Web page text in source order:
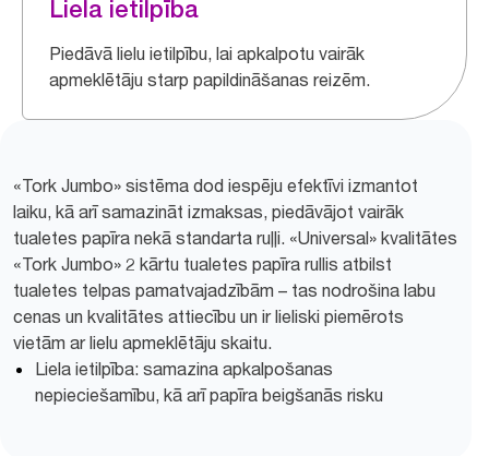
Liela ietilpība
Piedāvā lielu ietilpību, lai apkalpotu vairāk
apmeklētāju starp papildināšanas reizēm.
«Tork Jumbo» sistēma dod iespēju efektīvi izmantot
laiku, kā arī samazināt izmaksas, piedāvājot vairāk
tualetes papīra nekā standarta ruļļi. «Universal» kvalitātes
«Tork Jumbo» 2 kārtu tualetes papīra rullis atbilst
tualetes telpas pamatvajadzībām – tas nodrošina labu
cenas un kvalitātes attiecību un ir lieliski piemērots
vietām ar lielu apmeklētāju skaitu.
Liela ietilpība: samazina apkalpošanas
nepieciešamību, kā arī papīra beigšanās risku